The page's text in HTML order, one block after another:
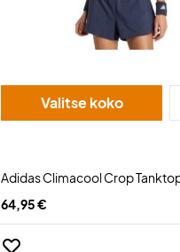
Valitse koko
Adidas Climacool Crop
64,95 €